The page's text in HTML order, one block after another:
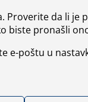
Proverite da li je
biste pronašli
e-poštu u